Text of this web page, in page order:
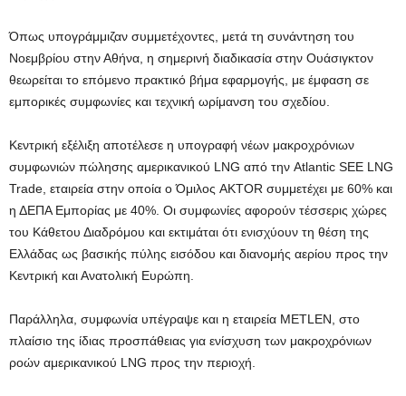
Όπως υπογράμμιζαν συμμετέχοντες, μετά τη συνάντηση του
Νοεμβρίου στην Αθήνα, η σημερινή διαδικασία στην Ουάσιγκτον
θεωρείται το επόμενο πρακτικό βήμα εφαρμογής, με έμφαση σε
εμπορικές συμφωνίες και τεχνική ωρίμανση του σχεδίου.
Κεντρική εξέλιξη αποτέλεσε η υπογραφή νέων μακροχρόνιων
συμφωνιών πώλησης αμερικανικού LNG από την Atlantic SEE LNG
Trade, εταιρεία στην οποία ο Όμιλος AKTOR συμμετέχει με 60% και
η ΔΕΠΑ Εμπορίας με 40%. Οι συμφωνίες αφορούν τέσσερις χώρες
του Κάθετου Διαδρόμου και εκτιμάται ότι ενισχύουν τη θέση της
Ελλάδας ως βασικής πύλης εισόδου και διανομής αερίου προς την
Κεντρική και Ανατολική Ευρώπη.
Παράλληλα, συμφωνία υπέγραψε και η εταιρεία METLEN, στο
πλαίσιο της ίδιας προσπάθειας για ενίσχυση των μακροχρόνιων
ροών αμερικανικού LNG προς την περιοχή.